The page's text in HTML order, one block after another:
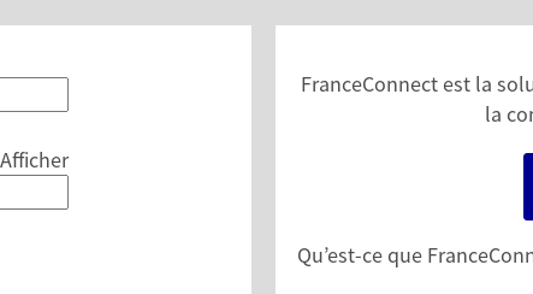
Afficher
FranceConnect est la
la
Qu’est-ce que